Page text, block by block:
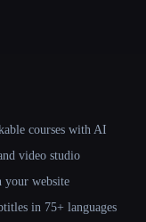
courses with AI
video studio
your website
in 75+ languages